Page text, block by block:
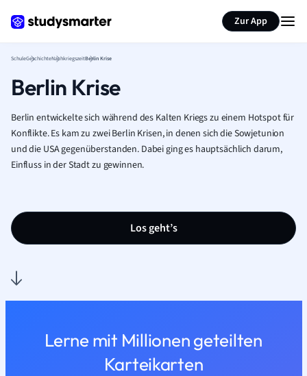
Zur App
SchuleGeschichteNachkriegszeitBerlin Krise
Berlin Krise
Berlin entwickelte sich während des Kalten Kriegs zu einem Hotspot für
Konflikte. Es kam zu zwei Berlin Krisen, in denen sich die Sowjetunion
und die USA gegenüberstanden. Dabei ging es hauptsächlich darum,
Einfluss in der Stadt zu gewinnen.
Los geht’s
Lerne mit Millionen geteilten
Karteikarten
Seite zusammenfassen